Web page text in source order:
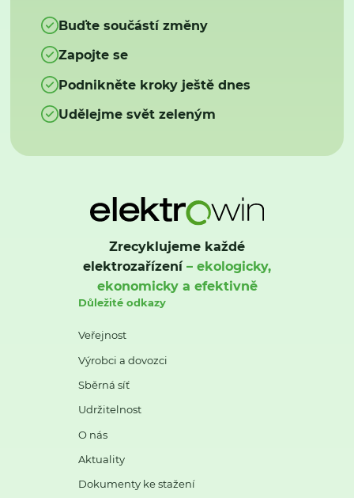
Buďte součástí změny
Zapojte se
Podnikněte kroky ještě dnes
Udělejme svět zeleným
Zrecyklujeme každé
elektrozařízení– ekologicky,
ekonomicky a efektivně
Důležité odkazy
Veřejnost
Výrobci a dovozci
Sběrná síť
Udržitelnost
O nás
Aktuality
Dokumenty ke stažení